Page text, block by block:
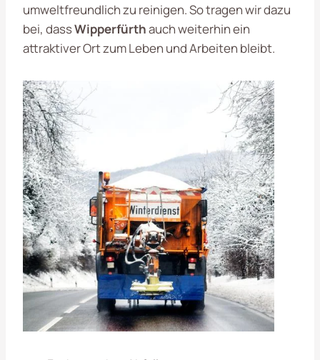
umweltfreundlich zu reinigen. So tragen wir dazu
bei, dassWipperfürthauch weiterhin ein
attraktiver Ort zum Leben und Arbeiten bleibt.